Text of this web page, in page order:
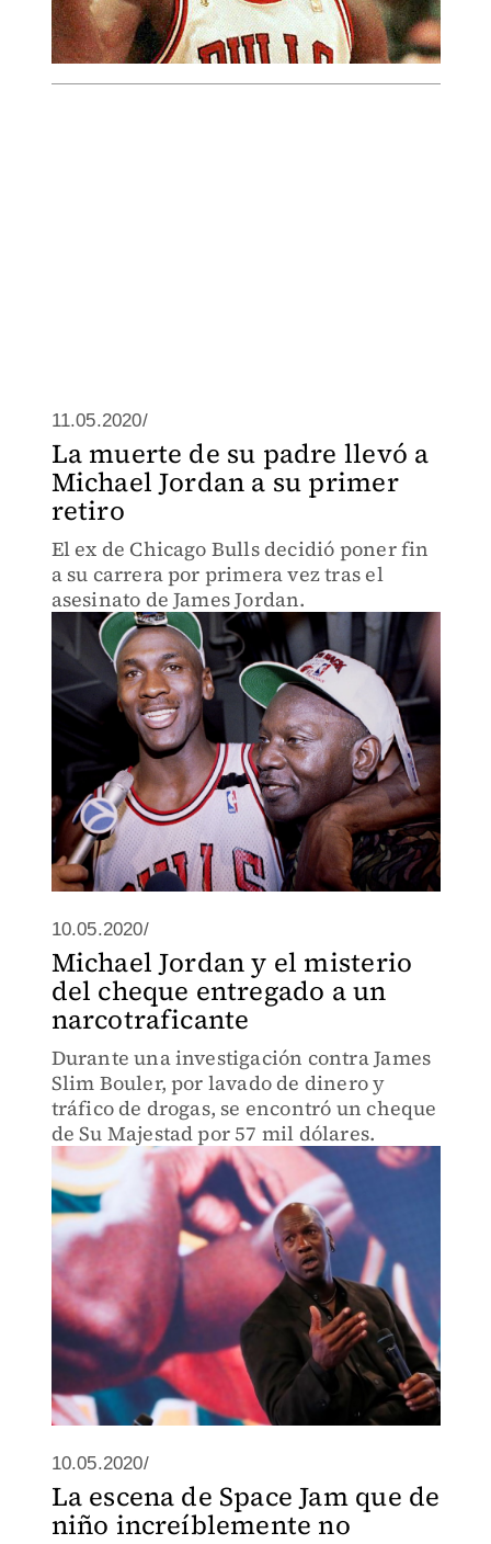
11.05.2020/
La muerte de su padre llevó a
Michael Jordan a su primer
retiro
El ex de Chicago Bulls decidió poner fin
a su carrera por primera vez tras el
asesinato de James Jordan.
10.05.2020/
Michael Jordan y el misterio
del cheque entregado a un
narcotraficante
Durante una investigación contra James
Slim Bouler, por lavado de dinero y
tráfico de drogas, se encontró un cheque
de Su Majestad por 57 mil dólares.
10.05.2020/
La escena de Space Jam que de
niño increíblemente no